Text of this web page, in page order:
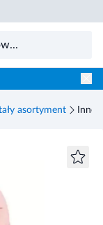
asortyment